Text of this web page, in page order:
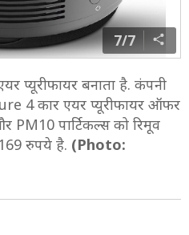
7/7
प्यूरीफायर बनाता है. कंपनी
4 कार एयर प्यूरीफायर ऑफर
PM10 पार्टिकल्स को रिमूव
रुपये है. (Photo: